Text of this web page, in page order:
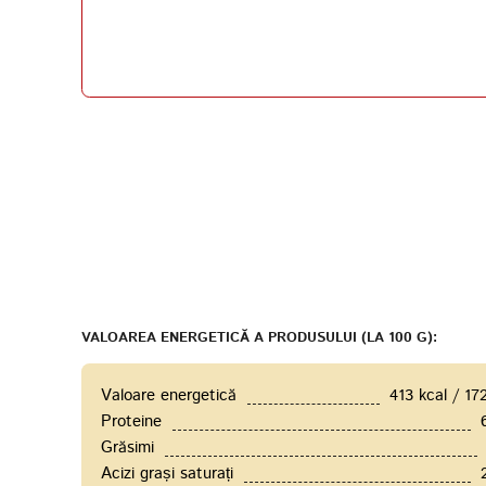
VALOAREA ENERGETICĂ A PRODUSULUI (LA 100 G):
Valoare energetică
413 kcal /
Proteine
Grăsimi
Acizi grași saturați